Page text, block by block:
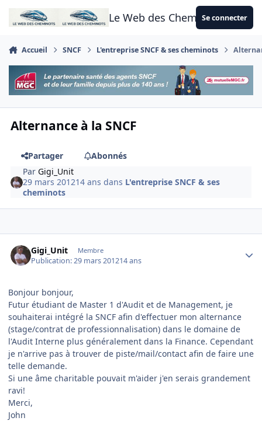
Aller au contenu
Le Web des CheminotsSe connecter
Accueil SNCF L'entreprise SNCF & ses cheminots
Alternance à la SNCF
Partager
Abonnés
ParGigi_Unit
29 mars 201214 ans dans L'entreprise SNCF & ses
cheminots
Gigi_Unit Membre
Publication:29 mars 201214 ans
Bonjour bonjour,
Futur étudiant de Master 1 d'Audit et de Management, je
souhaiterai intégré la SNCF afin d'effectuer mon alternance
(stage/contrat de professionnalisation) dans le domaine de
l'Audit Interne plus généralement dans la Finance. Cependant
je n'arrive pas à trouver de piste/mail/contact afin de faire une
telle demande.
Si une âme charitable pouvait m'aider j'en serais grandement
ravi!
Merci,
John